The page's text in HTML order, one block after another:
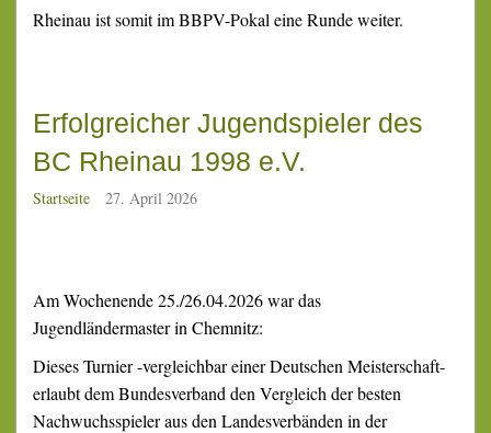
Rheinau ist somit im BBPV-Pokal eine Runde weiter.
Erfolgreicher Jugendspieler des
BC Rheinau 1998 e.V.
Startseite 27. April 2026
Am Wochenende 25./26.04.2026 war das
Jugendländermaster in Chemnitz:
Dieses Turnier -vergleichbar einer Deutschen Meisterschaft-
erlaubt dem Bundesverband den Vergleich der besten
Nachwuchsspieler aus den Landesverbänden in der